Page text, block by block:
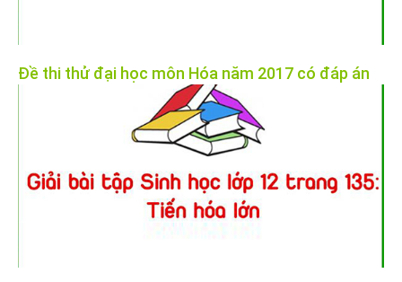
Đề thi thử đại học môn Hóa năm 2017 có đáp án